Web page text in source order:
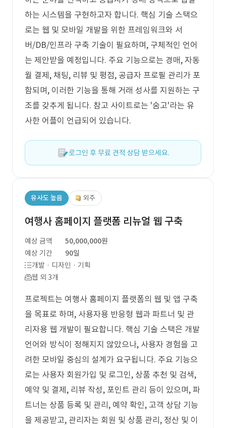
하는 시스템을 구현하고자 합니다. 핵심 기술 스택으
로는 웹 및 모바일 개발을 위한 프레임워크와 서
버/DB/인프라 구축 기술이 필요하며, 구체적인 언어
는 제안받을 예정입니다. 주요 기능으로는 경매, 자동
월 결제, 채팅, 리뷰 및 평점, 공급자 프로필 관리가 포
함되며, 이러한 기능을 통해 거래 성사를 지원하는 구
조를 갖추게 됩니다. 참고 사이트로는 '숨고'라는 유
사한 어플이 언급되어 있습니다.
로그인 후 무료 견적 상담 받으세요.
유사도 높음 외주
여행사 홈페이지 플랫폼 리뉴얼 웹 구축
예상 금액
50,000,000원
예상 기간
90일
개발 · 디자인 · 기획
웹 외 3개
프로젝트는 여행사 홈페이지 플랫폼의 웹 및 앱 구축
을 목표로 하며, 사용자용 반응형 웹과 파트너 및 관
리자용 웹 개발이 필요합니다. 핵심 기술 스택은 개발
언어와 방식이 정해지지 않았으나, 사용자 경험을 고
려한 모바일 중심의 설계가 요구됩니다. 주요 기능으
로는 사용자 회원가입 및 로그인, 상품 추천 및 검색,
예약 및 결제, 리뷰 작성, 포인트 관리 등이 있으며, 파
트너는 상품 등록 및 관리, 예약 확인, 고객 상담 기능
을 제공받고, 관리자는 회원 및 상품 관리, 정산 및 이